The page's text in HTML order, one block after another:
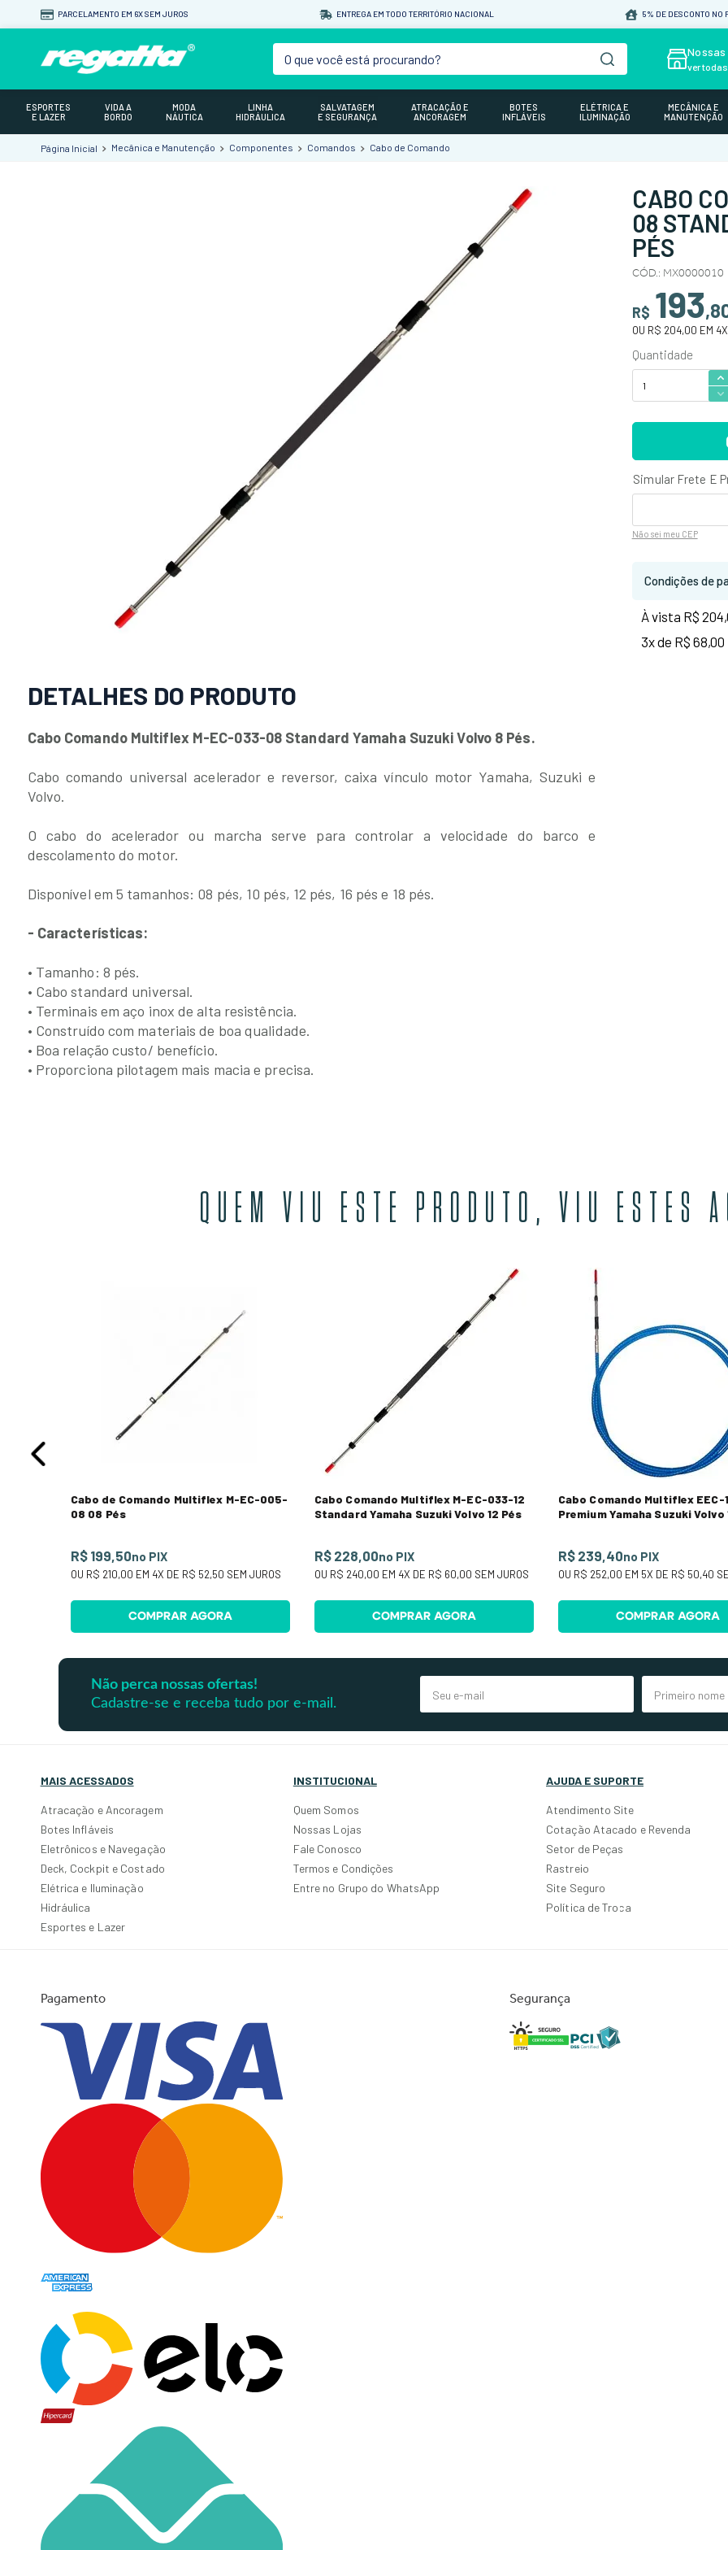
PARCELAMENTO EM 6X SEM JUROS ENTREGA EM TODO TERRITÓRIO NACIONAL 5% DE DESCONTO NO
O que você está procurando? Nossas
ver todas
ESPORTES
E LAZER
VIDA A
BORDO
MODA
NÁUTICA
LINHA
HIDRÁULICA
SALVATAGEM
E SEGURANÇA
ATRACAÇÃO E
ANCORAGEM
BOTES
INFLÁVEIS
ELÉTRICA E
ILUMINAÇÃO
MECÂNICA E
MANUTENÇÃO
Mecânica e Manutenção Componentes Comandos Cabo de Comando
DETALHES DO PRODUTO
Cabo Comando Multiflex M-EC-033-08 Standard Yamaha Suzuki Volvo 8 Pés.
Cabo comando universal acelerador e reversor, caixa vínculo motor Yamaha, Suzuki e
Volvo.
O cabo do acelerador ou marcha serve para controlar a velocidade do barco e
descolamento do motor.
Disponível em 5 tamanhos: 08 pés, 10 pés, 12 pés, 16 pés e 18 pés.
- Características:
• Tamanho: 8 pés.
• Cabo standard universal.
• Terminais em aço inox de alta resistência.
• Construído com materiais de boa qualidade.
• Boa relação custo/ benefício.
• Proporciona pilotagem mais macia e precisa.
CABO
08
PÉS
CÓD.: MX0000010
R$ 193,
OU R$ 204,00 EM 4
Não sei meu CEP
Condições de
À vista R$
3x de R$ 68,00
QUEM VIU ESTE PRODUTO, VIU ESTES
Cabo de Comando Multiflex M-EC-005-
08 08 Pés
R$ 199,50no PIX
OU R$ 210,00 EM 4X DE R$ 52,50 SEM JUROS
COMPRAR AGORA
Cabo Comando Multiflex M-EC-033-12
Standard Yamaha Suzuki Volvo 12 Pés
R$ 228,00no PIX
OU R$ 240,00 EM 4X DE R$ 60,00 SEM JUROS
COMPRAR AGORA
Cabo Comando Multiflex EEC-
Premium Yamaha Suzuki Volvo
R$ 239,40no PIX
OU R$ 252,00 EM 5X DE R$ 50,40
COMPRAR AGORA
Não perca nossas ofertas!
Cadastre-se e receba tudo por e-mail.
MAIS ACESSADOS
Atracação e Ancoragem
Botes Infláveis
Eletrônicos e Navegação
Deck, Cockpit e Costado
Elétrica e Iluminação